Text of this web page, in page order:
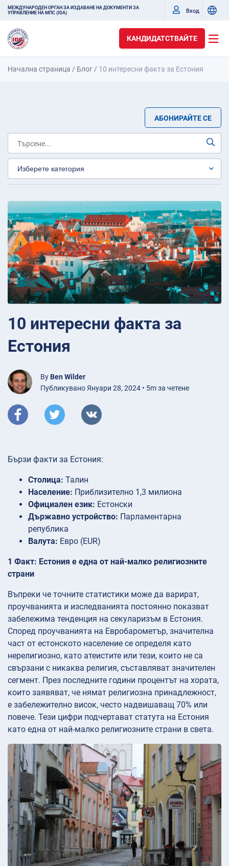
МЕЖДУНАРОДЕН ОРГАН ЗА ИЗДАВАНЕ НА ДОКУМЕНТИ ЗА
УПРАВЛЕНИЕ НА МПС (IDA)
Вход
КАНДИДАТСТВАЙТЕ
Начална страница / Блог / 10 интересни факта за Естония
АБОНИРАЙТЕ СЕ
10 интересни факта за
Естония
By Ben Wilder
Публикувано Януари 28, 2024 • 5m за четене
Бързи факти за Естония:
Столица: Талин
Население: Приблизително 1,3 милиона
Официален език: Естонски
Държавно устройство: Парламентарна
република
Валута: Евро (EUR)
1 Факт: Естония е една от най-малко религиозните
страни
Въпреки че точните статистики може да варират,
проучванията и изследванията постоянно показват
забележима тенденция на секуларизъм в Естония.
Според проучванията на Евробарометър, значителна
част от естонското население се определя като
нерелигиозно, като атеистите или тези, които не са
свързани с никаква религия, съставляват значителен
сегмент. През последните години процентът на хората,
които заявяват, че нямат религиозна принадлежност,
е забележително висок, често надвишаващ 70% или
повече. Тези цифри подчертават статута на Естония
като една от най-малко религиозните страни в света.